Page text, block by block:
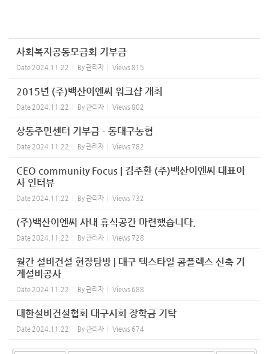
사회복지공동모금회 기부금
Date 2024.11.22 By관리자 Views 815
2015년 (주)백산이엔씨 워크샵 개최
Date 2024.11.22 By관리자 Views 802
상동주민센터 기부금 - 동대구농협
Date 2024.11.22 By관리자 Views 782
CEO community Focus | 김주환 (주)백산이엔씨 대표이
사 인터뷰
Date 2024.11.22 By관리자 Views 732
(주)백산이엔씨 사내 휴식공간 마련했습니다.
Date 2024.11.22 By관리자 Views 728
월간 설비건설 현장탐방 | 대구 텍스타일 콤플렉스 신축 기
계설비공사
Date 2024.11.22 By관리자 Views 688
대한설비건설협회 대구시회 장학금 기탁
Date 2024.11.22 By관리자 Views 674